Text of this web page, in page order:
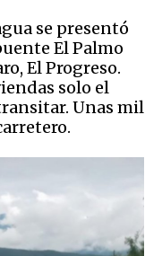
se presentó
El Palmo
El Progreso.
solo el
Unas mil